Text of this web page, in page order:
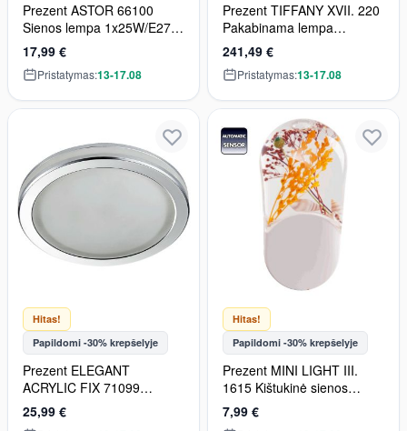
Prezent ASTOR 66100
Sienos lempa 1x25W/E27
IP44
17,99 €
Pristatymas:13-17.08
Prezent TIFFANY XVII. 220
Pakabinama lempa
2x60W/E27 IP20
241,49 €
Pristatymas:13-17.08
Hitas!
Papildomi -30% krepšelyje
Prezent ELEGANT
ACRYLIC FIX 71099
Įmontuojamas apšvietimas
1x11W/LED 1300lm IP20
25,99 €
Hitas!
Papildomi -30% krepšelyje
Prezent MINI LIGHT III.
1615 Kištukinė sienos
lempa 1x1W/LED 55lm IP20
7,99 €